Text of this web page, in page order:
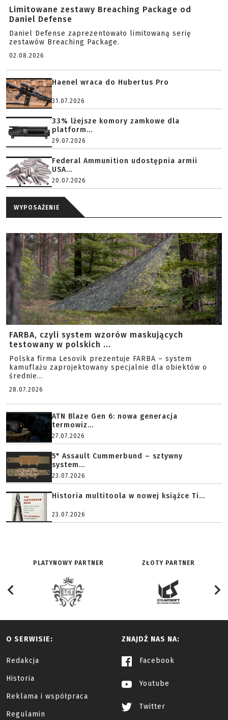
Limitowane zestawy Breaching Package od
Daniel Defense
Daniel Defense zaprezentowało limitowaną serię
zestawów Breaching Package.
02.08.2026
Haenel wraca do Hubertus Pro
31.07.2026
33% lżejsze komory zamkowe dla
platform...
29.07.2026
Federal Ammunition udostępnia armii
USA...
20.07.2026
WYPOSAŻENIE
FARBA, czyli system wzorów maskujących
testowany w polskich ...
Polska firma Lesovik prezentuje FARBA – system
kamuflażu zaprojektowany specjalnie dla obiektów o
średnie...
28.07.2026
ATN Blaze Gen 6: nowa generacja
termowiz...
27.07.2026
5" Assault Cummerbund – sztywny
system...
23.07.2026
Historia multitoola w nowej książce Ti...
23.07.2026
PLATYNOWY PARTNER ZŁOTY PARTNER
O SERWISIE:
Redakcja
Historia
Reklama i współpraca
Regulamin
ZNAJDŹ NAS NA:
Facebook
Youtube
Twitter